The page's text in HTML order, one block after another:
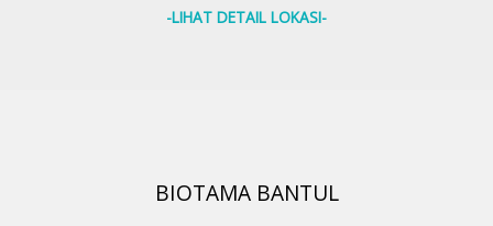
-LIHAT DETAIL LOKASI-
BIOTAMA BANTUL